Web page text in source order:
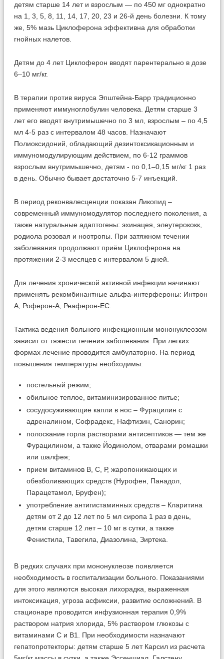
детям старше 14 лет и взрослым — по 450 мг однократно
на 1, 3, 5, 8, 11, 14, 17, 20, 23 и 26-й день болезни. К тому
же, 5% мазь Циклоферона эффективна для обработки
гнойных налетов.
Детям до 4 лет Циклоферон вводят парентерально в дозе
6–10 мг/кг.
В терапии против вируса Эпштейна-Барр традиционно
применяют иммуноглобулин человека. Детям старше 3
лет его вводят внутримышечно по 3 мл, взрослым – по 4,5
мл 4-5 раз с интервалом 48 часов. Назначают
Полиоксидоний, обладающий дезинтоксикационным и
иммуномодулирующим действием, по 6-12 граммов
взрослым внутримышечно, детям - по 0,1–0,15 мг/кг 1 раз
в день. Обычно бывает достаточно 5-7 инъекций.
В период реконвалесценции показан Ликопид –
современный иммуномодулятор последнего поколения, а
также натуральные адаптогены: эхинацея, элеутерококк,
родиола розовая и ноотропы. При затяжном течении
заболевания продолжают приём Циклоферона на
протяжении 2-3 месяцев с интервалом 5 дней.
Для лечения хронической активной инфекции начинают
применять рекомбинантные альфа-интерфероны: Интрон
А, Роферон-А, Реаферон-ЕС.
Тактика ведения больного инфекционным мононуклеозом
зависит от тяжести течения заболевания. При легких
формах лечение проводится амбулаторно. На период
повышения температуры необходимы:
постельный режим;
обильное теплое, витаминизированное питье;
сосудосуживающие капли в нос – Фурацилин с
адреналином, Софрадекс, Нафтизин, Санорин;
полоскание горла растворами антисептиков — тем же
Фурацилином, а также Йодинолом, отварами ромашки
или шалфея;
прием витаминов В, С, Р, жаропонижающих и
обезболивающих средств (Нурофен, Панадол,
Парацетамол, Бруфен);
употребление антигистаминных средств – Кларитина
детям от 2 до 12 лет по 5 мл сиропа 1 раз в день,
детям старше 12 лет – 10 мг в сутки, а также
Фенистила, Тавегила, Диазолина, Зиртека.
В редких случаях при мононуклеозе появляется
необходимость в госпитализации больного. Показаниями
для этого являются высокая лихорадка, выраженная
интоксикация, угроза асфиксии, развитие осложнений. В
стационаре проводится инфузионная терапия 0,9%
раствором натрия хлорида, 5% раствором глюкозы с
витаминами С и В1. При необходимости назначают
гепатопротекторы: детям старше 5 лет Карсил из расчета